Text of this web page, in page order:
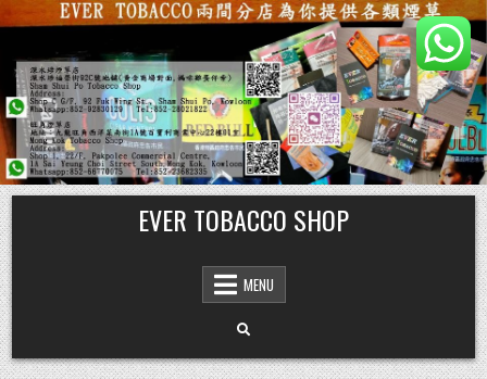
Skip
to
content
EVER TOBACCO SHOP
MENU